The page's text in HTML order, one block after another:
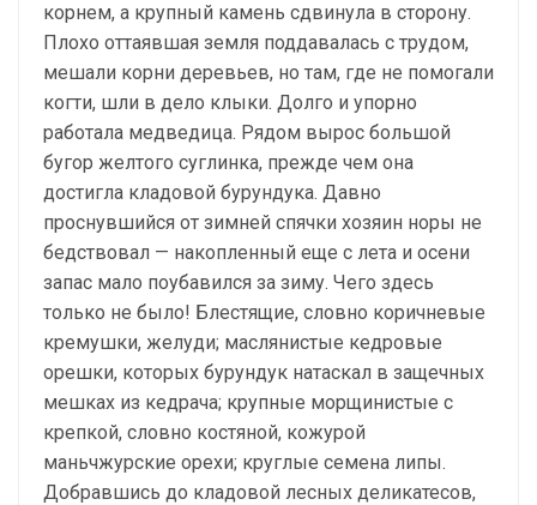
корнем, а крупный камень сдвинула в сторону.
Плохо оттаявшая земля поддавалась с трудом,
мешали корни деревьев, но там, где не помогали
когти, шли в дело клыки. Долго и упорно
работала медведица. Рядом вырос большой
бугор желтого суглинка, прежде чем она
достигла кладовой бурундука. Давно
проснувшийся от зимней спячки хозяин норы не
бедствовал — накопленный еще с лета и осени
запас мало поубавился за зиму. Чего здесь
только не было! Блестящие, словно коричневые
кремушки, желуди; маслянистые кедровые
орешки, которых бурундук натаскал в защечных
мешках из кедрача; крупные морщинистые с
крепкой, словно костяной, кожурой
маньчжурские орехи; круглые семена липы.
Добравшись до кладовой лесных деликатесов,